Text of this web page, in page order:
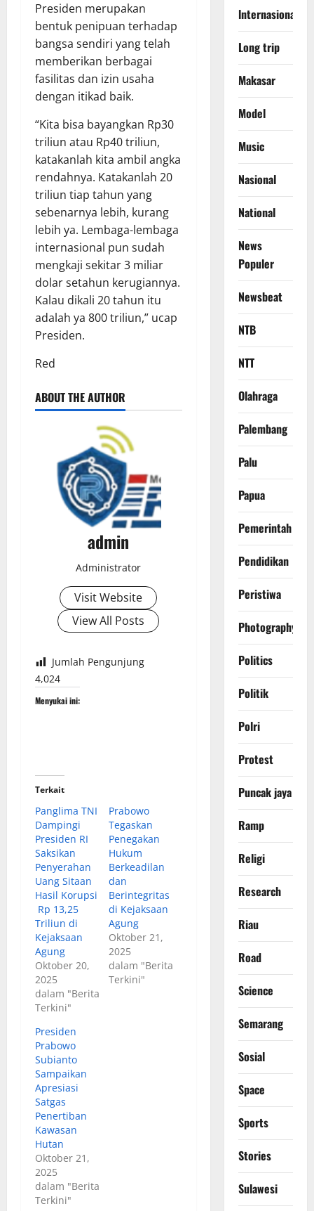
Presiden merupakan
bentuk penipuan terhadap
bangsa sendiri yang telah
memberikan berbagai
fasilitas dan izin usaha
dengan itikad baik.
“Kita bisa bayangkan Rp30
triliun atau Rp40 triliun,
katakanlah kita ambil angka
rendahnya. Katakanlah 20
triliun tiap tahun yang
sebenarnya lebih, kurang
lebih ya. Lembaga-lembaga
internasional pun sudah
mengkaji sekitar 3 miliar
dolar setahun kerugiannya.
Kalau dikali 20 tahun itu
adalah ya 800 triliun,” ucap
Presiden.
Red
ABOUT THE AUTHOR
admin
Administrator
Visit Website
View All Posts
Jumlah Pengunjung
4,024
Menyukai ini:
Terkait
Panglima TNI
Dampingi
Presiden RI
Saksikan
Penyerahan
Uang Sitaan
Hasil Korupsi
Rp 13,25
Triliun di
Kejaksaan
Agung
Oktober 20,
2025
dalam "Berita
Terkini"
Prabowo
Tegaskan
Penegakan
Hukum
Berkeadilan
dan
Berintegritas
di Kejaksaan
Agung
Oktober 21,
2025
dalam "Berita
Terkini"
Presiden
Prabowo
Subianto
Sampaikan
Apresiasi
Satgas
Penertiban
Kawasan
Hutan
Oktober 21,
2025
dalam "Berita
Terkini"
lnternasional
Long trip
Makasar
Model
Music
Nasional
National
News
Populer
Newsbeat
NTB
NTT
Olahraga
Palembang
Palu
Papua
Pemerintah
Pendidikan
Peristiwa
Photography
Politics
Politik
Polri
Protest
Puncak jaya
Ramp
Religi
Research
Riau
Road
Science
Semarang
Sosial
Space
Sports
Stories
Sulawesi